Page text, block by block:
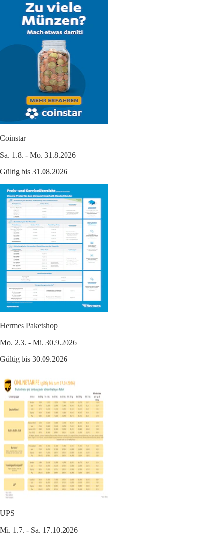
Coinstar
Sa. 1.8. - Mo. 31.8.2026
Gültig bis 31.08.2026
Hermes Paketshop
Mo. 2.3. - Mi. 30.9.2026
Gültig bis 30.09.2026
UPS
Mi. 1.7. - Sa. 17.10.2026